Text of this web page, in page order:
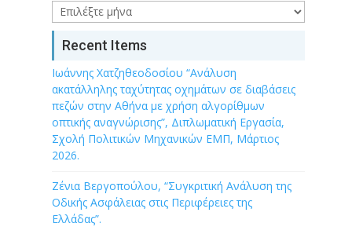
Archive
Recent Items
Ιωάννης Χατζηθεοδοσίου “Ανάλυση
ακατάλληλης ταχύτητας οχημάτων σε διαβάσεις
πεζών στην Αθήνα με χρήση αλγορίθμων
οπτικής αναγνώρισης”, Διπλωματική Εργασία,
Σχολή Πολιτικών Μηχανικών ΕΜΠ, Μάρτιος
2026.
Ζένια Βεργοπούλου, “Συγκριτική Ανάλυση της
Οδικής Ασφάλειας στις Περιφέρειες της
Ελλάδας”.